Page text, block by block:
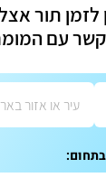
תור
קשר עם